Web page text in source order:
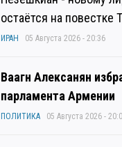
остаётся на повестке
ИРАН 05 Августа 2026 - 20:36
Ваагн Алексанян
парламента Армении
ПОЛИТИКА 05 Августа 2026 -